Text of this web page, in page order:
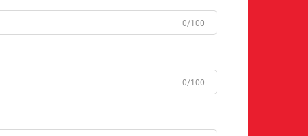
0/100
0/100